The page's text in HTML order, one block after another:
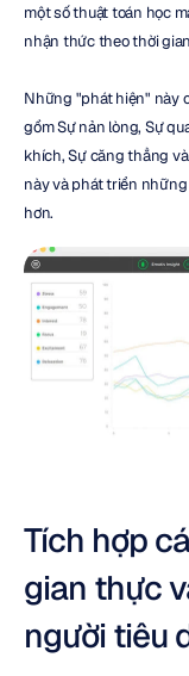
một số thuật toán học
nhận thức theo thời
Những "phát hiện" này
gồm Sự nản lòng, Sự
khích, Sự căng thẳng
này và phát triển
hơn.
Tích hợp
gian thực
người tiêu